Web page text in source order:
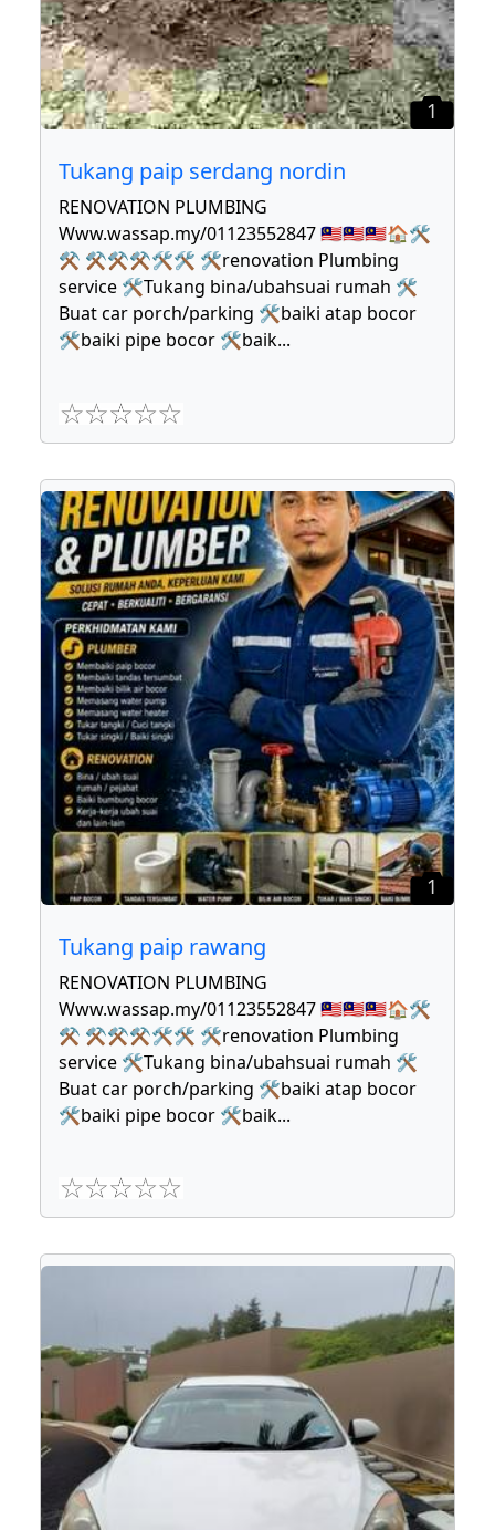
1
Tukang paip serdang nordin
RENOVATION PLUMBING
Www.wassap.my/01123552847 🇲🇾🇲🇾🇲🇾🏠🛠
⚒ ⚒⚒⚒🛠🛠 🛠renovation Plumbing
service 🛠Tukang bina/ubahsuai rumah 🛠
Buat car porch/parking 🛠baiki atap bocor
🛠baiki pipe bocor 🛠baik...
1
Tukang paip rawang
RENOVATION PLUMBING
Www.wassap.my/01123552847 🇲🇾🇲🇾🇲🇾🏠🛠
⚒ ⚒⚒⚒🛠🛠 🛠renovation Plumbing
service 🛠Tukang bina/ubahsuai rumah 🛠
Buat car porch/parking 🛠baiki atap bocor
🛠baiki pipe bocor 🛠baik...